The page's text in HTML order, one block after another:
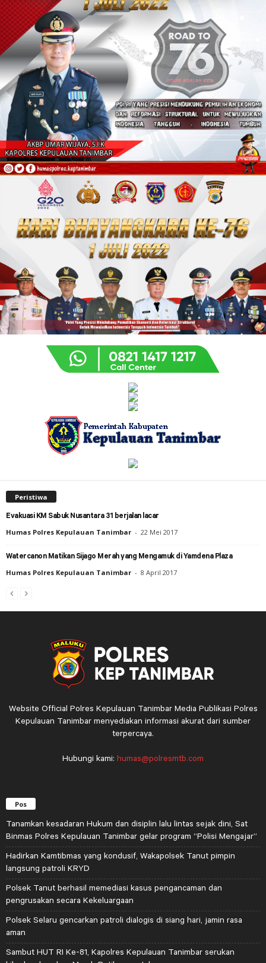
Peristiwa
Evakuasi KM Sabuk Nusantara 31 berjalan lacar
Humas Polres Kepulauan Tanimbar - 22 Mei 2017
Watercanon Matikan Sijago Merah yang Mengamuk di Yamdena Plaza
Humas Polres Kepulauan Tanimbar - 8 April 2017
Website Official Polres Kepulauan Tanimbar Media Publikasi Polres
Kepulauan Tanimbar menyediakan informasi akurat dari sumber
terpercaya.
Hubungi kami: humas@polresmtb.com
Pos
Tanamkan kesadaran Hukum dan disiplin lalu lintas sejak dini, Sat
Binmas Polres Kepulauan Tanimbar gelar program “Polisi Mengajar”
Hadirkan Kamtibmas yang kondusif, Wakapolsek Tanut pimpin
langsung patroli KRYD
Polsek Tanut berhasil memediasi kasus pengancaman dan
pengrusakan secara Kekeluargaan
Polsek Selaru gencarkan patroli dialogis di siang hari, jamin rasa
aman
Sambut HUT RI Ke-81, Kapolres Kepulauan Tanimbar serukan